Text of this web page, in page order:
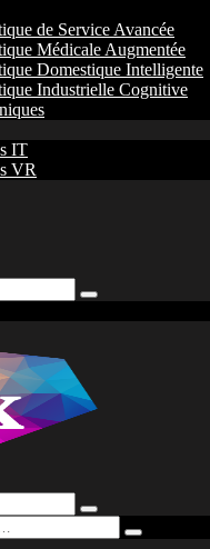
de Service Avancée
Médicale Augmentée
Domestique Intelligente
Industrielle Cognitive
IT
VR
Rechercher
…
Rechercher
Rechercher